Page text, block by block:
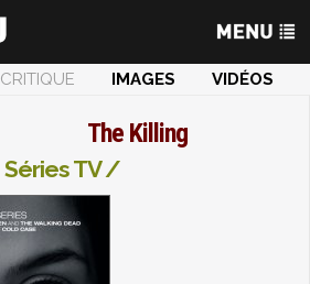
CRITIQUE IMAGES
VIDÉOS
The Killing
Séries TV /